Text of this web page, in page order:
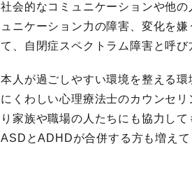
社会的なコミュニケーションや他
ュニケーション力の障害、変化を
て、自閉症スペクトラム障害と呼び
本人が過ごしやすい環境を整える
にくわしい心理療法士のカウンセ
り家族や職場の人たちにも協力して
ASDとADHDが合併する方も増えて